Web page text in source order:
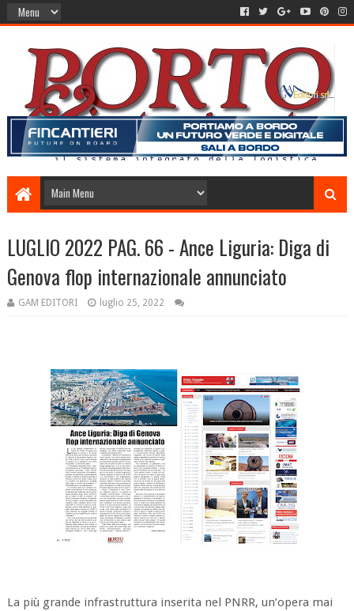
LUGLIO 2022 PAG. 66 - Ance Liguria: Diga di
Genova flop internazionale annunciato
GAM EDITORI luglio 25, 2022
La più grande infrastruttura inserita nel PNRR, un’opera mai